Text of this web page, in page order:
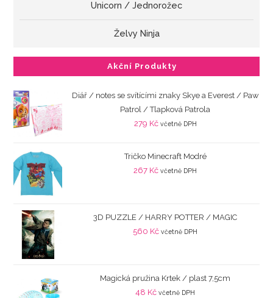
Unicorn / Jednorožec
Želvy Ninja
Akční Produkty
Diář / notes se svítícími znaky Skye a Everest / Paw
Patrol / Tlapková Patrola
279 Kč včetně DPH
Tričko Minecraft Modré
267 Kč včetně DPH
3D PUZZLE / HARRY POTTER / MAGIC
560 Kč včetně DPH
Magická pružina Krtek / plast 7,5cm
48 Kč včetně DPH